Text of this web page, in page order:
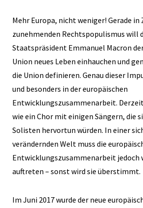
Mehr Europa, nicht weniger! Gerade in
zunehmenden Rechtspopulismus will
Staatspräsident Emmanuel Macron
Union neues Leben einhauchen und
die Union definieren. Genau dieser
und besonders in der europäischen
Entwicklungszusammenarbeit.
wie ein Chor mit einigen Sängern, die
Solisten hervortun würden. In einer
verändernden Welt muss die
Entwicklungszusammenarbeit jedoch
auftreten – sonst wird sie überstimmt.
Im Juni 2017 wurde der neue